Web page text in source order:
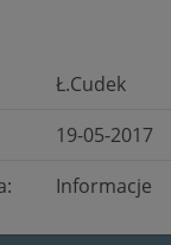
Ł.Cudek
19-05-2017
Informacje